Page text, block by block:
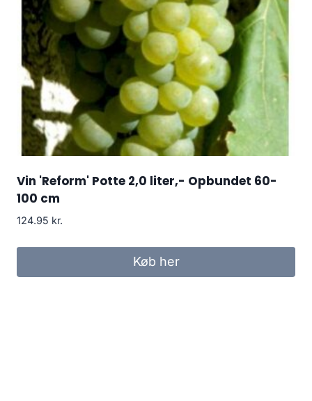
Vin 'Reform' Potte 2,0 liter,- Opbundet 60-
100 cm
124.95 kr.
Køb her